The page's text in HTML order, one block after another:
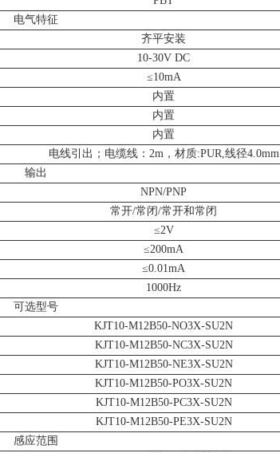
电气特征
齐平安装
10-30V DC
≤10mA
内置
内置
内置
电线引出；电缆线：2m，材质:PUR,线径4.0mm
输出
NPN/PNP
常开/常闭/常开和常闭
≤2V
≤200mA
≤0.01mA
1000Hz
可选型号
KJT10-M12B50-NO3X-SU2N
KJT10-M12B50-NC3X-SU2N
KJT10-M12B50-NE3X-SU2N
KJT10-M12B50-PO3X-SU2N
KJT10-M12B50-PC3X-SU2N
KJT10-M12B50-PE3X-SU2N
感应范围